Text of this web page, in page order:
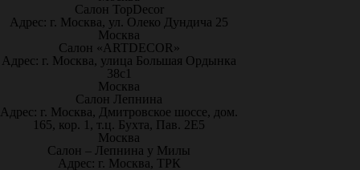
Салон TopDecor
Адрес: г. Москва, ул. Олеко Дундича 25
Москва
Салон «ARTDECOR»
Адрес: г. Москва, улица Большая Ордынка
38с1
Москва
Салон Лепнина
Адрес: г. Москва, Дмитровское шоссе, дом.
165, кор. 1, т.ц. Бухта, Пав. 2Е5
Москва
Салон – Лепнина у Милы
Адрес: г. Москва, ТРК